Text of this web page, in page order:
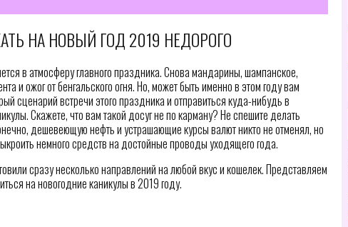
НА НОВЫЙ ГОД 2019 НЕДОРОГО
в атмосферу главного праздника. Снова мандарины, шампанское,
и ожог от бенгальского огня. Но, может быть именно в этом году вам
сценарий встречи этого праздника и отправиться куда-нибудь в
Скажете, что вам такой досуг не по карману? Не спешите делать
дешевеющую нефть и устрашающие курсы валют никто не отменял, но
немного средств на достойные проводы уходящего года.
сразу несколько направлений на любой вкус и кошелек. Представляем
на новогодние каникулы в 2019 году.